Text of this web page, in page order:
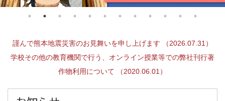
謹んで熊本地震災害のお見舞いを申し上げます （2026.07.31）
学校その他の教育機関で行う、オンライン授業等での弊社刊行著
作物利用について （2020.06.01）